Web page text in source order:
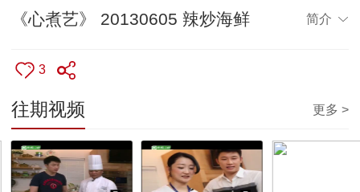
《心煮艺》 20130605 辣炒海鲜 简介
3
往期视频 更多 >